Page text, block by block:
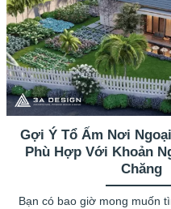
Gợi Ý Tổ Ấm Nơi
Phù Hợp Với Khoản
Chăng
Bạn có bao giờ mong muốn